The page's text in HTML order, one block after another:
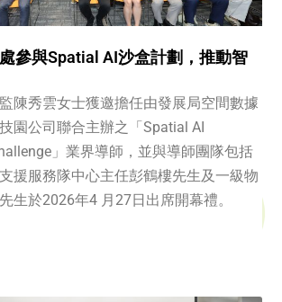
參與Spatial AI沙盒計劃，推動智
陳秀雲女士獲邀擔任由發展局空間數據
園公司聯合主辦之「Spatial AI
」業界導師，並與導師團隊包括
援服務隊中心主任彭鶴樓先生及一級物
生於2026年4 月27日出席開幕禮。